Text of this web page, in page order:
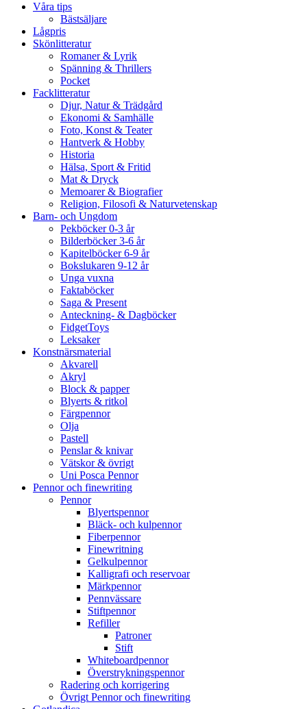
Våra tips
Bästsäljare
Lågpris
Skönlitteratur
Romaner & Lyrik
Spänning & Thrillers
Pocket
Facklitteratur
Djur, Natur & Trädgård
Ekonomi & Samhälle
Foto, Konst & Teater
Hantverk & Hobby
Historia
Hälsa, Sport & Fritid
Mat & Dryck
Memoarer & Biografier
Religion, Filosofi & Naturvetenskap
Barn- och Ungdom
Pekböcker 0-3 år
Bilderböcker 3-6 år
Kapitelböcker 6-9 år
Bokslukaren 9-12 år
Unga vuxna
Faktaböcker
Saga & Present
Anteckning- & Dagböcker
FidgetToys
Leksaker
Konstnärsmaterial
Akvarell
Akryl
Block & papper
Blyerts & ritkol
Färgpennor
Olja
Pastell
Penslar & knivar
Vätskor & övrigt
Uni Posca Pennor
Pennor och finewriting
Pennor
Blyertspennor
Bläck- och kulpennor
Fiberpennor
Finewritning
Gelkulpennor
Kalligrafi och reservoar
Märkpennor
Pennvässare
Stiftpennor
Refiller
Patroner
Stift
Whiteboardpennor
Överstrykningspennor
Radering och korrigering
Övrigt Pennor och finewriting